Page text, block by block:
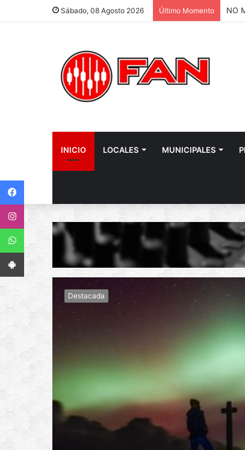
Sábado, 08 Agosto 2026 Último Momento
INICIO LOCALES MUNICIPALES
Destacada
Instagram
WhatsApp
App Android